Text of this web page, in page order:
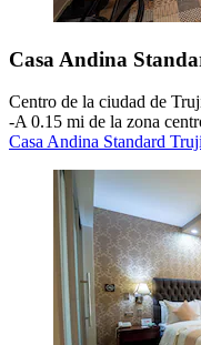
Casa Andina
Centro de la ciudad de
‐A 0.15 mi de la zona
Casa Andina Standard